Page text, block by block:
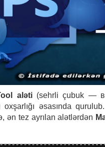
aləti(sehrli çubuk —
oxşarlığı əsasında
ən tez ayrılan alətlərdən